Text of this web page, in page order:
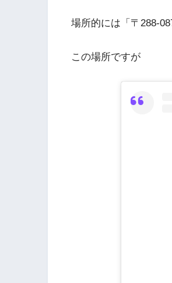
場所的には「〒288-
この場所ですが